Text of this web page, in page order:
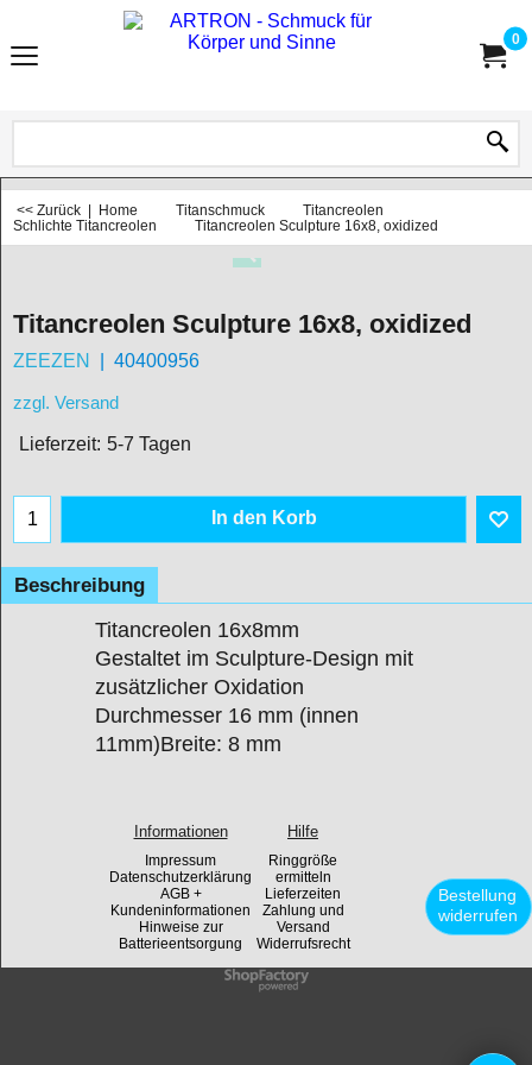
0
<< Zurück | Home Titanschmuck
Titancreolen
Schlichte Titancreolen
Titancreolen Sculpture 16x8, oxidized
Titancreolen Sculpture 16x8, oxidized
ZEEZEN 40400956
zzgl. Versand
Lieferzeit: 5-7 Tagen
In den Korb
Beschreibung
Titancreolen 16x8mm
Gestaltet im Sculpture-Design mit
zusätzlicher Oxidation
Durchmesser 16 mm (innen
11mm)Breite: 8 mm
Informationen Hilfe
Impressum
Datenschutzerklärung
AGB +
Kundeninformationen
Hinweise zur
Batterieentsorgung
Ringgröße
ermitteln
Lieferzeiten
Zahlung und
Versand
Widerrufsrecht
Bestellung
widerrufen
WebShop erstellt mit
ShopFactory Shop